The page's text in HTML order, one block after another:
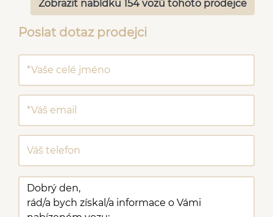
Zobrazit nabídku 154 vozů tohoto prodejce
Poslat dotaz prodejci